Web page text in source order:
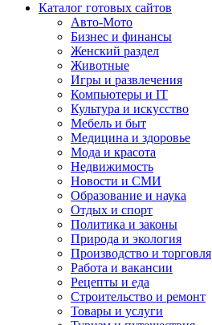
Каталог готовых сайтов
Авто-Мото
Бизнес и финансы
Женский раздел
Животные
Игры и развлечения
Компьютеры и IT
Культура и искусство
Мебель и быт
Медицина и здоровье
Мода и красота
Недвижимость
Новости и СМИ
Образование и наука
Отдых и спорт
Политика и законы
Природа и экология
Производство и торговля
Работа и вакансии
Рецепты и еда
Строительство и ремонт
Товары и услуги